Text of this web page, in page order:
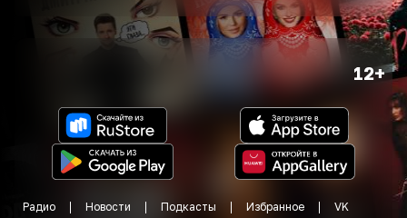
12+
Радио Новости Подкасты Избранное
VK